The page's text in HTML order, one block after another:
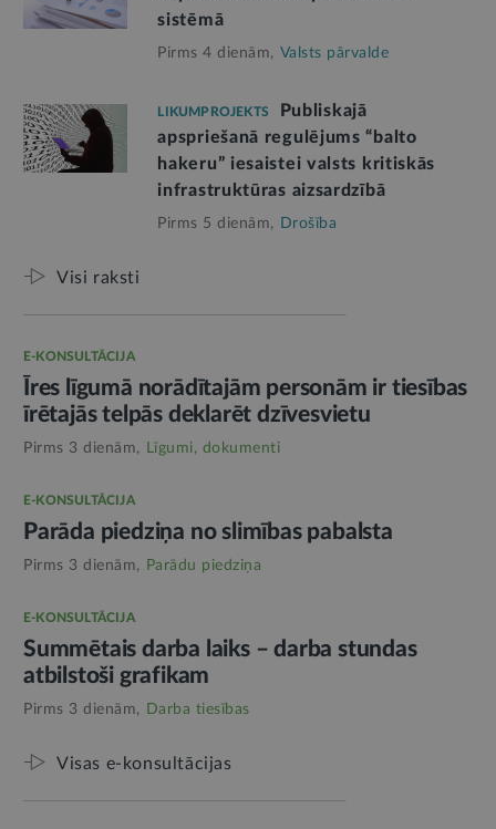
sistēmā
Pirms 4 dienām, Valsts pārvalde
LIKUMPROJEKTS
Publiskajā
apspriešanā regulējums “balto
hakeru” iesaistei valsts kritiskās
infrastruktūras aizsardzībā
Pirms 5 dienām, Drošība
Visi raksti
E-KONSULTĀCIJA
Īres līgumā norādītajām personām ir tiesības
īrētajās telpās deklarēt dzīvesvietu
Pirms 3 dienām, Līgumi, dokumenti
E-KONSULTĀCIJA
Parāda piedziņa no slimības pabalsta
Pirms 3 dienām, Parādu piedziņa
E-KONSULTĀCIJA
Summētais darba laiks – darba stundas
atbilstoši grafikam
Pirms 3 dienām, Darba tiesības
Visas e-konsultācijas